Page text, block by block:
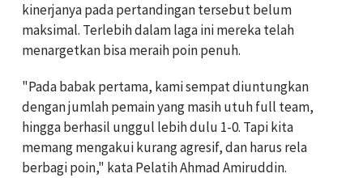
kinerjanya pada pertandingan tersebut belum
maksimal. Terlebih dalam laga ini mereka telah
menargetkan bisa meraih poin penuh.
"Pada babak pertama, kami sempat diuntungkan
dengan jumlah pemain yang masih utuh full team,
hingga berhasil unggul lebih dulu 1-0. Tapi kita
memang mengakui kurang agresif, dan harus rela
berbagi poin," kata Pelatih Ahmad Amiruddin.